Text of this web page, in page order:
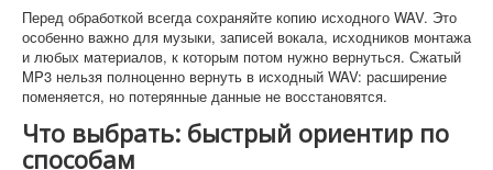
Перед обработкой всегда сохраняйте копию исходного WAV. Это
особенно важно для музыки, записей вокала, исходников монтажа
и любых материалов, к которым потом нужно вернуться. Сжатый
MP3 нельзя полноценно вернуть в исходный WAV: расширение
поменяется, но потерянные данные не восстановятся.
Что выбрать: быстрый ориентир по
способам